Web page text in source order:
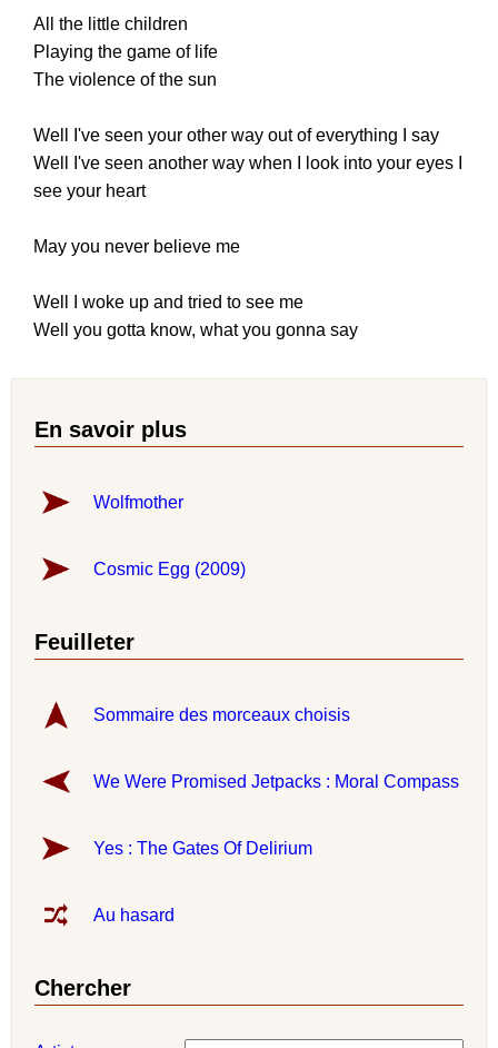
All the little children
Playing the game of life
The violence of the sun
Well I've seen your other way out of everything I say
Well I've seen another way when I look into your eyes I
see your heart
May you never believe me
Well I woke up and tried to see me
Well you gotta know, what you gonna say
En savoir plus
Wolfmother
Cosmic Egg (2009)
Feuilleter
Sommaire des morceaux choisis
We Were Promised Jetpacks : Moral Compass
Yes : The Gates Of Delirium
Au hasard
Chercher